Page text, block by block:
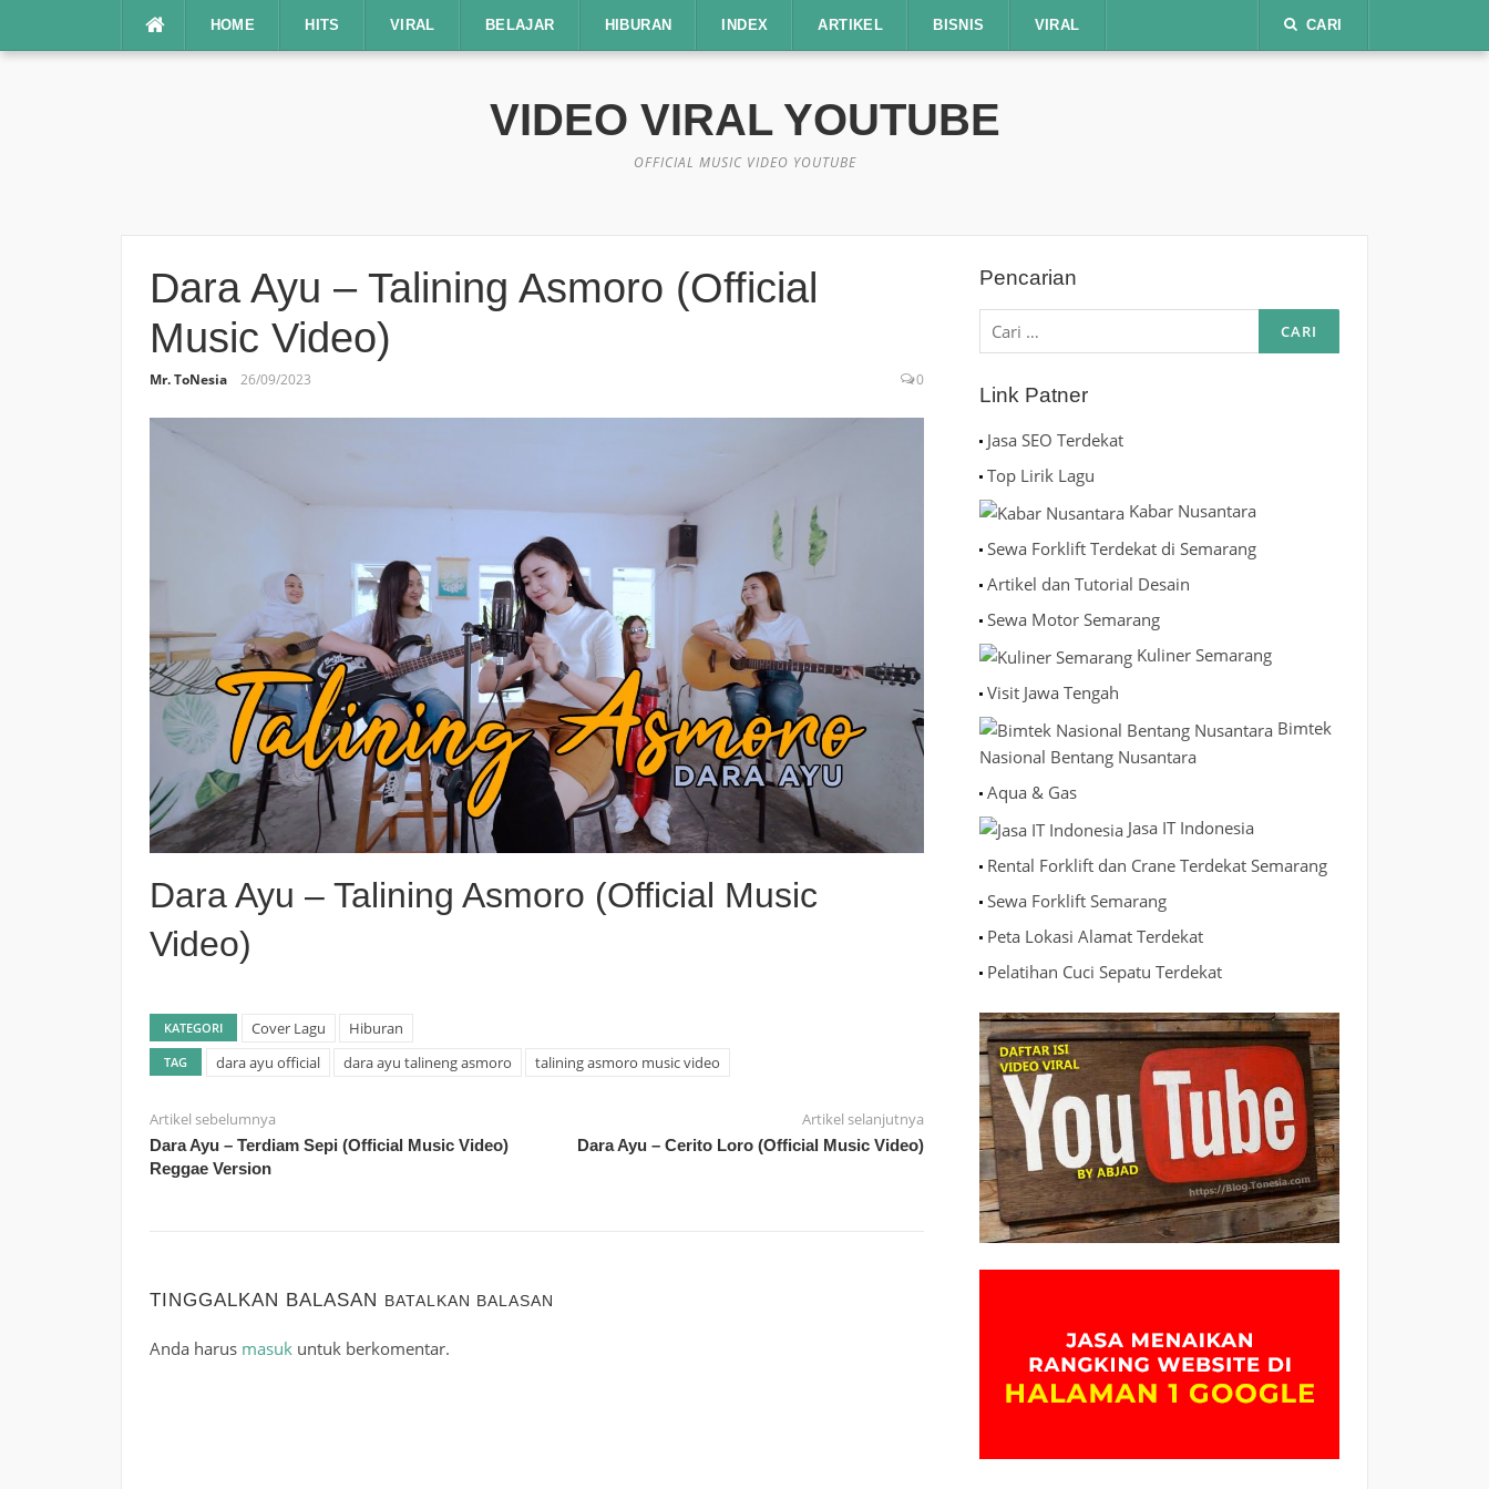
HOME HITS VIRAL BELAJAR HIBURAN INDEX ARTIKEL BISNIS VIRAL CARI
VIDEO VIRAL YOUTUBE
OFFICIAL MUSIC VIDEO YOUTUBE
Dara Ayu – Talining Asmoro (Official
Music Video)
Mr. ToNesia 26/09/2023 0
Dara Ayu – Talining Asmoro (Official Music
Video)
KATEGORI Cover Lagu Hiburan
TAG dara ayu official dara ayu talineng asmoro talining asmoro music video
Artikel sebelumnya
Dara Ayu – Terdiam Sepi (Official Music Video)
Reggae Version
Artikel selanjutnya
Dara Ayu – Cerito Loro (Official Music Video)
TINGGALKAN BALASAN BATALKAN BALASAN
Anda harus masukuntuk berkomentar.
Pencarian
Cari
untuk:
Link Patner
Jasa SEO Terdekat
Top Lirik Lagu
Kabar Nusantara
Sewa Forklift Terdekat di Semarang
Artikel dan Tutorial Desain
Sewa Motor Semarang
Kuliner Semarang
Visit Jawa Tengah
Bimtek
Nasional Bentang Nusantara
Aqua & Gas
Jasa IT Indonesia
Rental Forklift dan Crane Terdekat Semarang
Sewa Forklift Semarang
Peta Lokasi Alamat Terdekat
Pelatihan Cuci Sepatu Terdekat